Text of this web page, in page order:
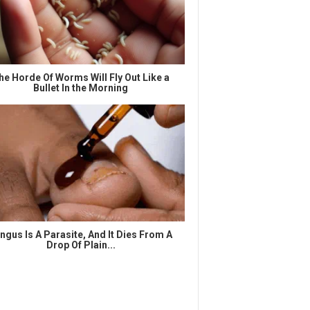
Horde Of Worms Will Fly Out Like a
Bullet In the Morning
Is A Parasite, And It Dies From A
Drop Of Plain...